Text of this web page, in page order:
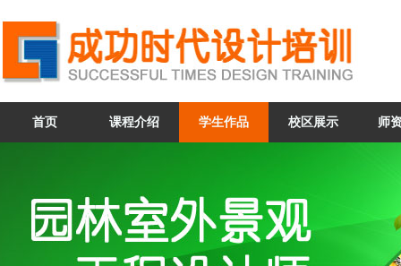
首页 课程介绍 学生作品 校区展示 师